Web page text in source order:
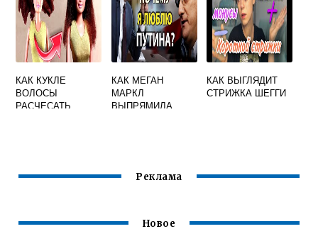
КАК КУКЛЕ
ВОЛОСЫ
РАСЧЕСАТЬ
КАК МЕГАН
МАРКЛ
ВЫПРЯМИЛА
КАК ВЫГЛЯДИТ
СТРИЖКА ШЕГГИ
Реклама
Новое